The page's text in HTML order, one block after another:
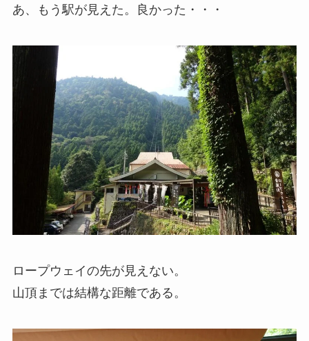
あ、もう駅が見えた。良かった・・・
ロープウェイの先が見えない。
山頂までは結構な距離である。